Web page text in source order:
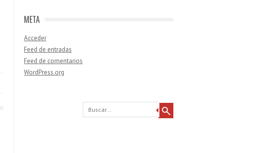
META
Acceder
Feed de entradas
Feed de comentarios
WordPress.org